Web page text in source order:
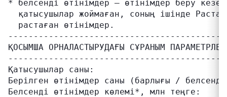
* белсенді өтінімдер – өтінімдер беру
қатысушылар жоймаған, соның ішінде
ҚОСЫМША ОРНАЛАСТЫРУДАҒЫ СҰРАНЫМ
Қатысушылар саны:
Берілген өтінімдер саны (барлығы /
Белсенді өтінімдер көлемі*, млн